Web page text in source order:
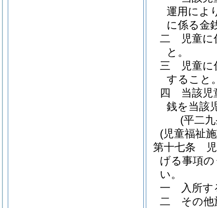
運用によ
に係る金
二
児童
と。
三
児童
すること
四
当該
銭を当該
(平二
(児童福祉
第十七条
げる事項
い。
一
入所
二
その